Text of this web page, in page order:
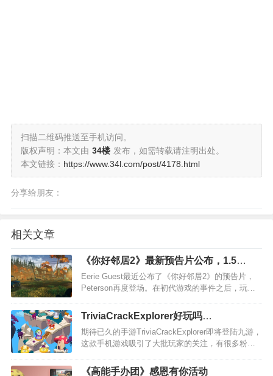
扫描二维码推送至手机访问。
版权声明：本文由 34楼 发布，如需转载请注明出处。
本文链接： https://www.34l.com/post/4178.html
分享给朋友：
相关文章
《你好邻居2》最新预告片公布，1.5
alpha版将免费提供试玩
Eerie Guest最近公布了《你好邻居2》的预告片，
Peterson再度登场。在初代游戏的事件之后，玩家
的是，Peterson从之前的经验中汲取了很多教训，
成为了一个更加高效…
TriviaCrackExplorer好玩吗
TriviaCrackExplorer玩法简介
期待已久的手游TriviaCrackExplorer即将登陆九游，
这款手机游戏吸引了大批玩家的关注，有很多粉丝
TriviaCrackExplorer值不值得玩？现在就为大家来简
《高能手办团》感恩有你活动